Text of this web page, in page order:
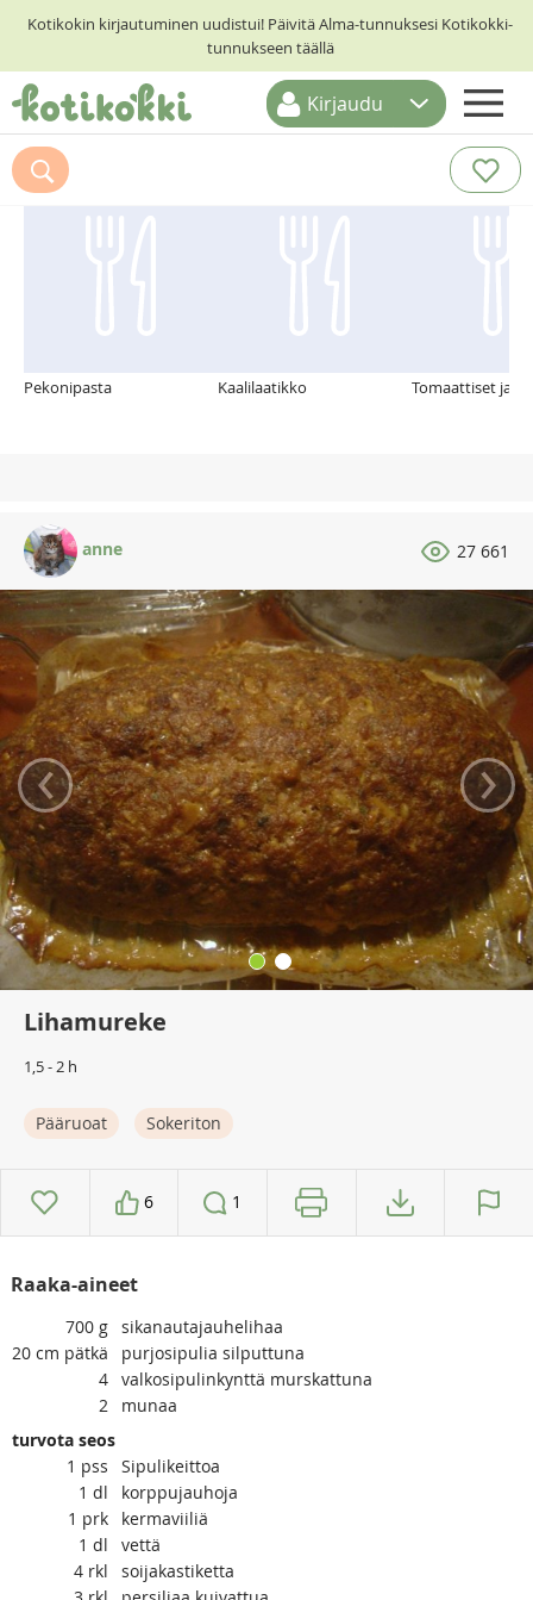
Kotikokin kirjautuminen uudistui! Päivitä Alma-tunnuksesi Kotikokki-
tunnukseen täällä
ETUSIVU
RESEPTIHAKU
Kirjaudu
Suosittelemme myös
Pekonipasta Kaalilaatikko Tomaattiset
anne 27 661
‹ ›
Lihamureke
1,5 - 2 h
Pääruoat Sokeriton
6 1
Raaka-aineet
700 g sikanautajauhelihaa
20 cm pätkä
purjosipulia silputtuna
4 valkosipulinkynttä murskattuna
2
munaa
turvota seos
1 pss
Sipulikeittoa
1 dl
korppujauhoja
1 prk
kermaviiliä
1 dl
vettä
4 rkl
soijakastiketta